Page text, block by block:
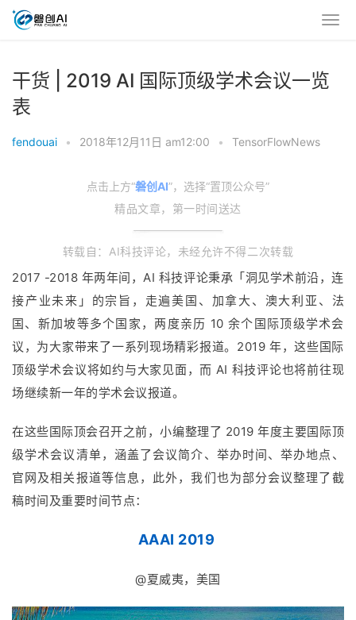
干货 | 2019 AI 国际顶级学术会议一览
表
fendouai • 2018年12月11日 am12:00 • TensorFlowNews
点击上方“磐创AI”，选择“置顶公众号”
精品文章，第一时间送达
转载自：AI科技评论，未经允许不得二次转载
2017 -2018 年两年间，AI 科技评论秉承「洞见学术前沿，连
接产业未来」的宗旨，走遍美国、加拿大、澳大利亚、法
国、新加坡等多个国家，两度亲历 10 余个国际顶级学术会
议，为大家带来了一系列现场精彩报道。2019 年，这些国际
顶级学术会议将如约与大家见面，而 AI 科技评论也将前往现
场继续新一年的学术会议报道。
在这些国际顶会召开之前，小编整理了 2019 年度主要国际顶
级学术会议清单，涵盖了会议简介、举办时间、举办地点、
官网及相关报道等信息，此外，我们也为部分会议整理了截
稿时间及重要时间节点：
AAAI 2019
@夏威夷，美国